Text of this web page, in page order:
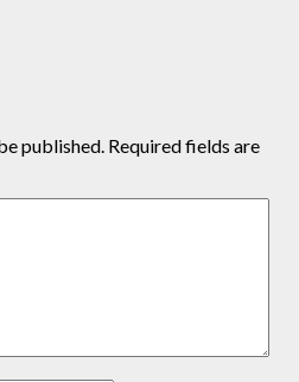
published. Required fields are